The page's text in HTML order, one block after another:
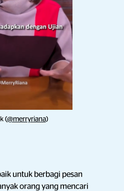
(@merryriana)
untuk berbagi pesan
orang yang mencari